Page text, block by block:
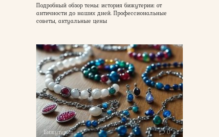
Подробный обзор темы: история бижутерии: от
античности до наших дней. Профессиональные
советы, актуальные цены
Бижутерия 0